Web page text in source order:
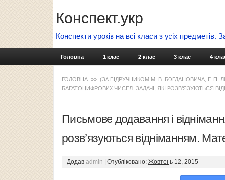
Конспект.укр
Конспекти уроків на всі класи з усіх предметів.
Головна 1 клас 2 клас 3 клас 4
ГОЛОВНА »» (ЗА ПІДРУЧНИКОМ М. В. БОГДАНОВИЧА, Г. П.
БАГАТОЦИФРОВИХ ЧИСЕЛ. ЗАДАЧІ, ЯКІ РОЗВ’ЯЗУЮТЬСЯ
Письмове додавання і
розв’язуються відніманням.
Додав admin Опубліковано: Жовтень 12, 2015